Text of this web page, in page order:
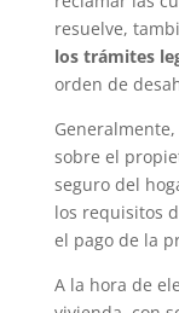
resuelve,
los trámites
orden de
sobre el
seguro del
los requisitos
el pago de la
A la hora de